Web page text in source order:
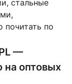
стальные
по
—
на оптовых